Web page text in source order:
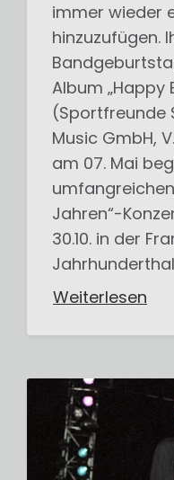
immer wieder
hinzuzufügen.
Album „Happy
(Sportfreunde
Music GmbH,
am 07. Mai
Jahren“-
30.10. in der
Weiterlesen